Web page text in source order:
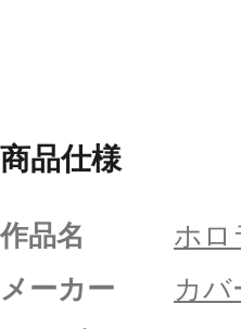
商品仕様
作品名
ホロ
メーカー
カバ